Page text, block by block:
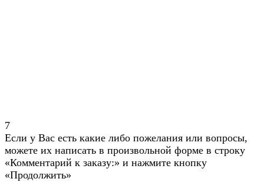
7
Если у Вас есть какие либо пожелания или вопросы,
можете их написать в произвольной форме в строку
«Комментарий к заказу:» и нажмите кнопку
«Продолжить»